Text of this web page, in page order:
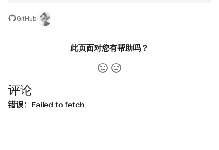
37. 序列化二叉树
39. 数组中出现次数超过一半
40. 最小的 k 个数
35. 最小时间差
38. 每日温度
8.2. 迷路的机器人
GitHub
此页面对您有帮助吗？
评论